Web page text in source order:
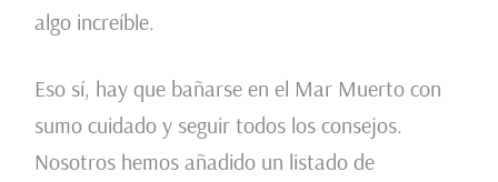
algo increíble.
Eso sí, hay que bañarse en el Mar Muerto con
sumo cuidado y seguir todos los consejos.
Nosotros hemos añadido un listado de